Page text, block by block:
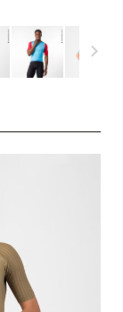
navigate_next